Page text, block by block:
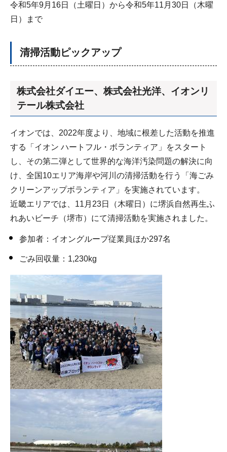
令和5年9月16日（土曜日）から令和5年11月30日（木曜
日）まで
清掃活動ピックアップ
株式会社ダイエー、株式会社光洋、イオンリ
テール株式会社
イオンでは、2022年度より、地域に根差した活動を推進
する「イオン ハートフル・ボランティア」をスタート
し、その第二弾として世界的な海洋汚染問題の解決に向
け、全国10エリア海岸や河川の清掃活動を行う「海ごみ
クリーンアップボランティア」を実施されています。
近畿エリアでは、11月23日（木曜日）に堺浜自然再生ふ
れあいビーチ（堺市）にて清掃活動を実施されました。
参加者：イオングループ従業員ほか297名
ごみ回収量：1,230kg